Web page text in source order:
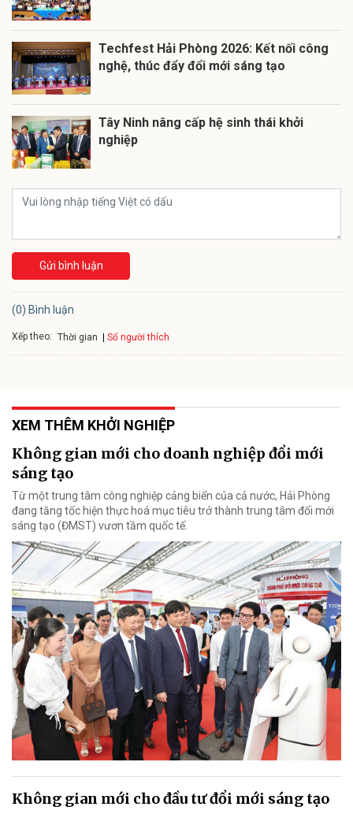
Techfest Hải Phòng 2026: Kết nối công
nghệ, thúc đẩy đổi mới sáng tạo
Tây Ninh nâng cấp hệ sinh thái khởi
nghiệp
Gửi bình luận
(0) Bình luận
Xếp theo: Thời gian Số người thích
XEM THÊM KHỞI NGHIỆP
Không gian mới cho doanh nghiệp đổi mới
sáng tạo
Từ một trung tâm công nghiệp cảng biển của cả nước, Hải Phòng
đang tăng tốc hiện thực hoá mục tiêu trở thành trung tâm đổi mới
sáng tạo (ĐMST) vươn tầm quốc tế.
Không gian mới cho đầu tư đổi mới sáng tạo